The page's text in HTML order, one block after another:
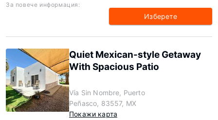
За повече информация:
Изберете
Quiet Mexican-style Getaway
With Spacious Patio
Vía Sin Nombre, Puerto
Peñasco, 83557, MX
Покажи карта